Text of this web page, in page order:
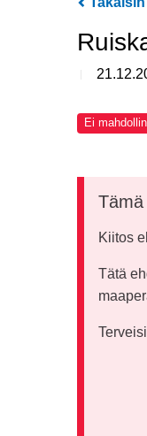
Ei
Kiitos
Tätä